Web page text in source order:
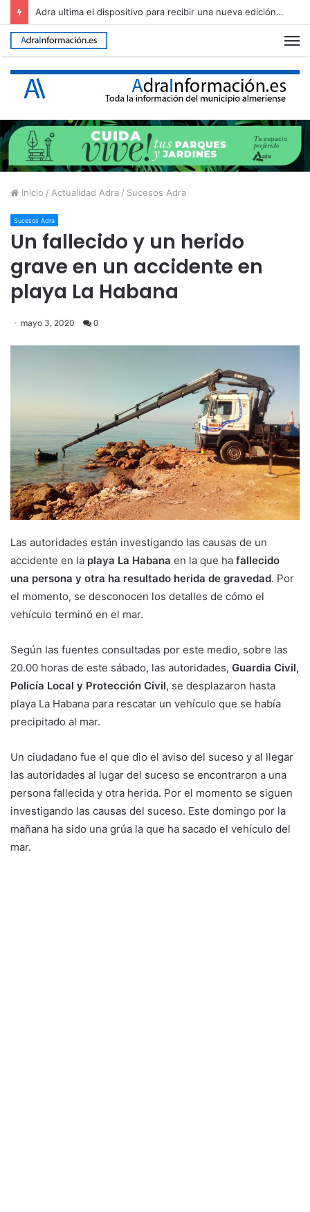
Adra ultima el dispositivo para recibir una nueva edición de The Juergas Rock Festival
Inicio / Actualidad Adra / Sucesos Adra
Sucesos Adra
Un fallecido y un herido
grave en un accidente en
playa La Habana
mayo 3, 2020 0
Las autoridades están investigando las causas de un
accidente en la playa La Habana en la que ha fallecido
una persona y otra ha resultado herida de gravedad. Por
el momento, se desconocen los detalles de cómo el
vehículo terminó en el mar.
Según las fuentes consultadas por este medio, sobre las
20.00 horas de este sábado, las autoridades, Guardia Civil,
Policía Local y Protección Civil, se desplazaron hasta
playa La Habana para rescatar un vehículo que se había
precipitado al mar.
Un ciudadano fue el que dio el aviso del suceso y al llegar
las autoridades al lugar del suceso se encontraron a una
persona fallecida y otra herida. Por el momento se siguen
investigando las causas del suceso. Este domingo por la
mañana ha sido una grúa la que ha sacado el vehículo del
mar.